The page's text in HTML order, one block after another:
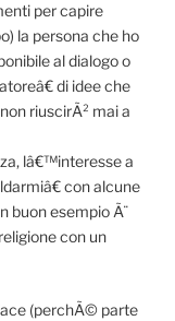
per capire
la persona che ho
al dialogo o
di idee che
riuscirÃ² mai a
lâ€™interesse a
con alcune
buon esempio Ã¨
con un
(perchÃ© parte